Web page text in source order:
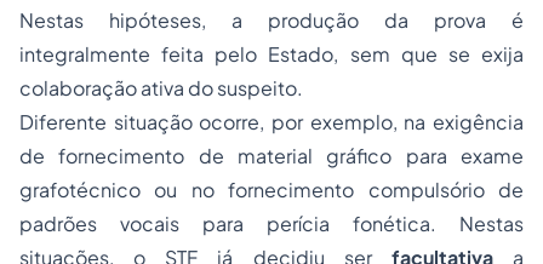
Nestas hipóteses, a produção da prova é
integralmente feita pelo Estado, sem que se exija
colaboração ativa do suspeito.
Diferente situação ocorre, por exemplo, na exigência
de fornecimento de material gráfico para exame
grafotécnico ou no fornecimento compulsório de
padrões vocais para perícia fonética. Nestas
situações, o STF já decidiu ser facultativaa